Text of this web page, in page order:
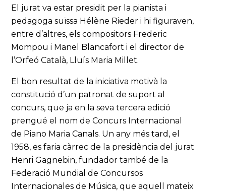
El jurat va estar presidit per la pianista i
pedagoga suïssa Hélène Rieder i hi figuraven,
entre d’altres, els compositors Frederic
Mompou i Manel Blancafort i el director de
l’Orfeó Català, Lluís Maria Millet.
El bon resultat de la iniciativa motivà la
constitució d’un patronat de suport al
concurs, que ja en la seva tercera edició
prengué el nom de Concurs Internacional
de Piano Maria Canals. Un any més tard, el
1958, es faria càrrec de la presidència del jurat
Henri Gagnebin, fundador també de la
Federació Mundial de Concursos
Internacionales de Música, que aquell mateix